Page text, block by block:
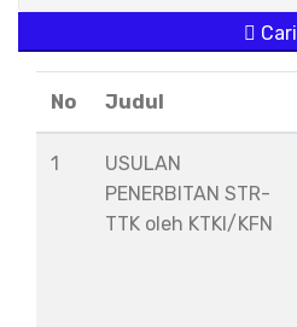
Cari
No Judul
1
USULAN
PENERBITAN STR-
TTK oleh KTKI/KFN